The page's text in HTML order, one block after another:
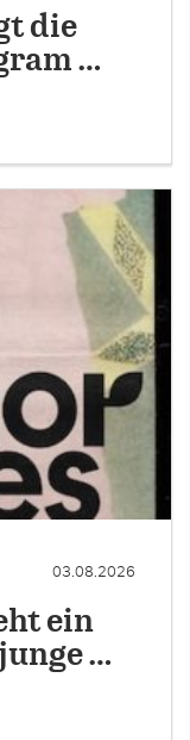
die
…
03.08.2026
ein
…